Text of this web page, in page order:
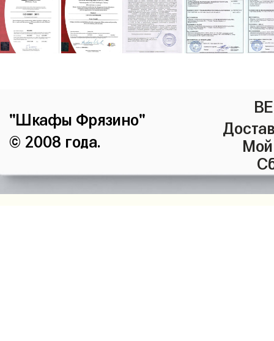
"Шкафы Фрязино"
© 2008 года.